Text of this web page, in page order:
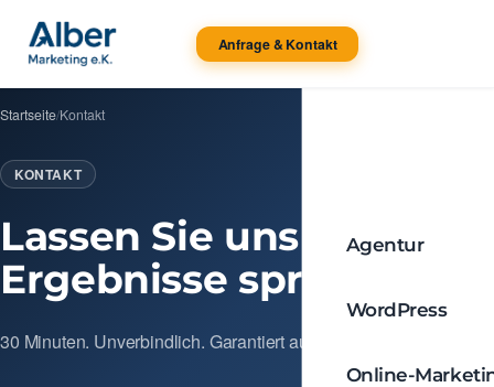
Anfrage & Kontakt
Agentur
WordPress
Online-
Startseite/Kontakt
KONTAKT
Lassen Sie uns über
Ergebnisse sprechen.
30 Minuten. Unverbindlich. Garantiert aufschlussreich.